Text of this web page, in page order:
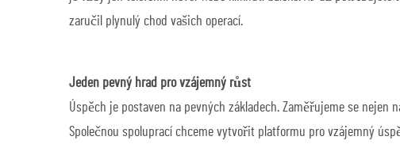
zaručil plynulý chod vašich operací.
Jeden pevný hrad pro vzájemný růst
Úspěch je postaven na pevných základech. Zaměřujeme se
Společnou spoluprací chceme vytvořit platformu pro vzájemný